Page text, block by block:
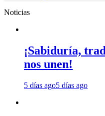
Noticias
¡Sabiduría,
nos unen!
5 días ago5 días ago